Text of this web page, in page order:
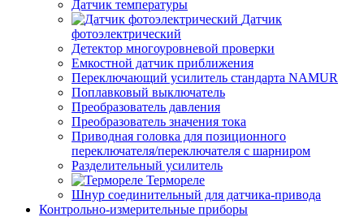
Датчик температуры
Датчик
фотоэлектрический
Детектор многоуровневой проверки
Емкостной датчик приближения
Переключающий усилитель стандарта NAMUR
Поплавковый выключатель
Преобразователь давления
Преобразователь значения тока
Приводная головка для позиционного
переключателя/переключателя с шарниром
Разделительный усилитель
Термореле
Шнур соединительный для датчика-привода
Контрольно-измерительные приборы